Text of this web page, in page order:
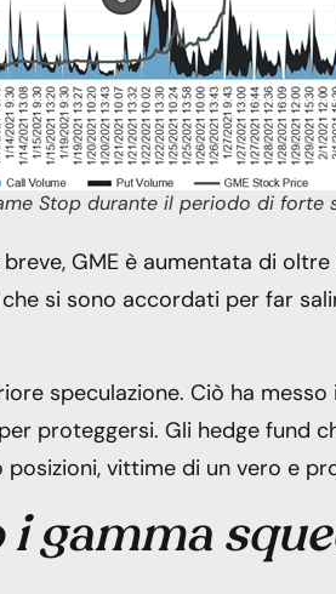
Stop durante il periodo di forte
GME è aumentata di oltre
si sono accordati per far
speculazione. Ciò ha
proteggersi. Gli hedge fund
vittime di un vero e
gamma